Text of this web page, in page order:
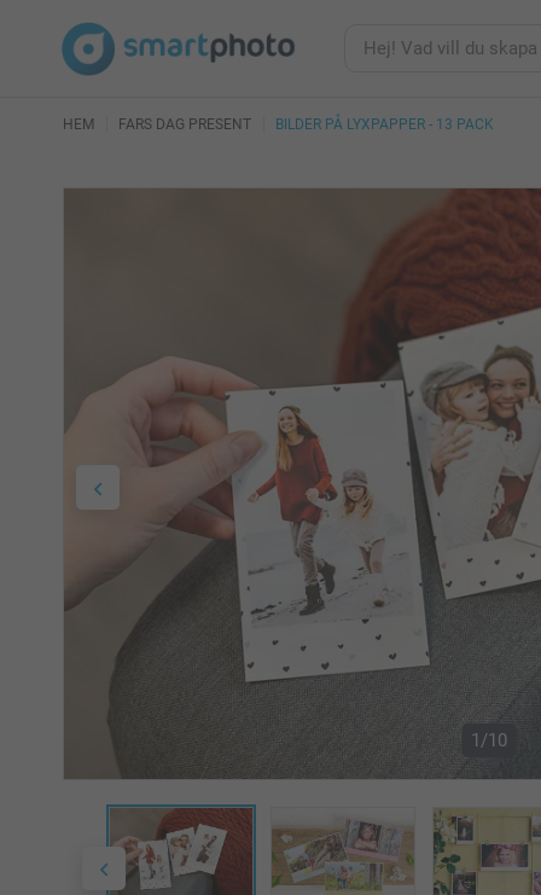
HEM FARS DAG PRESENT BILDER PÅ LYXPAPPER - 13 PACK
1/10